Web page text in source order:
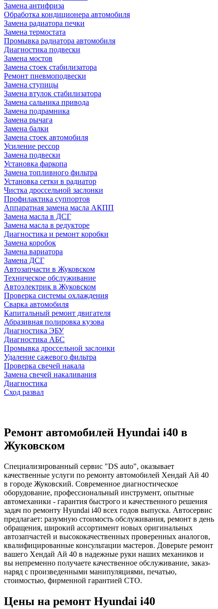
Замена антифриза
Обработка кондиционера автомобиля
Замена радиатора печки
Замена термостата
Промывка радиатора автомобиля
Диагностика подвески
Замена мостов
Замена стоек стабилизатора
Ремонт пневмоподвески
Замена ступицы
Замена втулок стабилизатора
Замена сальника привода
Замена подрамника
Замена рычага
Замена балки
Замена стоек автомобиля
Усиление рессор
Замена подвески
Установка фаркопа
Замена топливного фильтра
Установка сетки в радиатор
Чистка дроссельной заслонки
Профилактика суппортов
Аппаратная замена масла АКПП
Замена масла в ДСГ
Замена масла в редукторе
Диагностика и ремонт коробки
Замена коробок
Замена вариатора
Замена ДСГ
Автозапчасти в Жуковском
Техническое обслуживание
Автоэлектрик в Жуковском
Проверка системы охлаждения
Сварка автомобиля
Капитальный ремонт двигателя
Абразивная полировка кузова
Диагностика ЭБУ
Диагностика АБС
Промывка дроссельной заслонки
Удаление сажевого фильтра
Проверка свечей накала
Замена свечей накаливания
Диагностика
Сход развал
Ремонт автомобилей Hyundai i40 в
Жуковском
Специализированный сервис "DS auto", оказывает
качественные услуги по ремонту автомобилей Хендай Ай 40
в городе Жуковский. Современное диагностическое
оборудование, профессиональный инструмент, опытные
автомеханики - гарантия быстрого и качественного решения
задач по ремонту Hyundai i40 всех годов выпуска. Автосервис
предлагает: разумную стоимость обслуживания, ремонт в день
обращения, широкий ассортимент новых оригинальных
автозапчастей и высококачественных проверенных аналогов,
квалифицированные консультации мастеров. Доверьте ремонт
вашего Хендай Ай 40 в надежные руки наших механиков и
вы непременно получаете качественное обслуживание, заказ-
наряд с произведенными манипуляциями, печатью,
стоимостью, фирменной гарантией СТО.
Цены на ремонт Hyundai i40